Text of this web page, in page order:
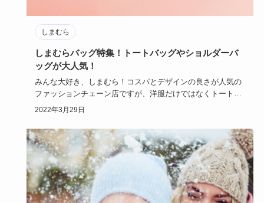
しまむら
しまむらバッグ特集！トートバッグやショルダーバ
ッグが大人気！
みんな大好き、しまむら！コスパとデザインの良さが人気の
ファッションチェーン店ですが、洋服だけではなくトートバ
ッグやショルダ…
2022年3月29日